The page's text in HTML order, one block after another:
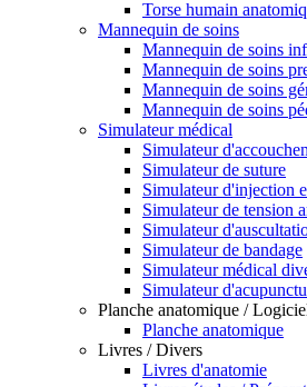
Torse humain
Mannequin de soins
Mannequin de soins
Mannequin de soins
Mannequin de soins
Mannequin de soins
Simulateur médical
Simulateur
Simulateur de suture
Simulateur d'injection
Simulateur de tension
Simulateur
Simulateur de bandage
Simulateur médical
Simulateur
Planche anatomique /
Planche anatomique
Livres / Divers
Livres d'anatomie